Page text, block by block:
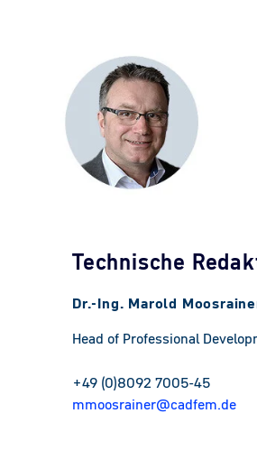
Technische
Dr.-Ing. Marold
Head of Professional
+49 (0)8092 7005-45
mmoosrainer@cadfem.de